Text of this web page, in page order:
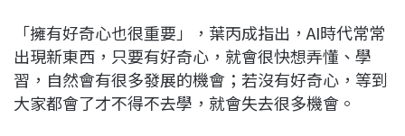
「擁有好奇心也很重要」，葉丙成指出，AI時代常常
出現新東西，只要有好奇心，就會很快想弄懂、學
習，自然會有很多發展的機會；若沒有好奇心，等到
大家都會了才不得不去學，就會失去很多機會。